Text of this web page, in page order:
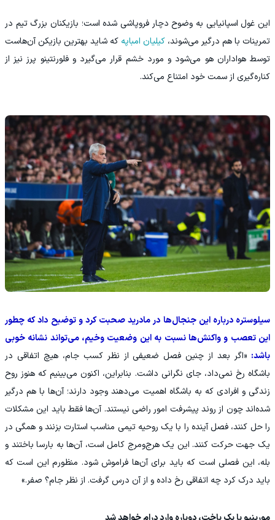
این غول اسپانیایی به وضوح دچار فروپاشی شده است؛ بازیکنان بزرگ تیم در
تمرینات با هم درگیر می‌شوند، کیلیان امباپه که شاید بهترین بازیکن آن‌هاست
توسط هواداران هو می‌شود و مورد خشم قرار می‌گیرد و فلورنتینو پرز نیز از
کناره‌گیری از سمت خود امتناع می‌کند.
سیلوستره درباره این جنجال‌ها در مادرید صحبت کرد و توضیح داد که چطور
این تعصب و واکنش‌ها نسبت به این وضعیت وخیم، می‌تواند نشانه خوبی
باشد: «اگر بعد از چنین فصل ضعیفی از نظر کسب جام، هیچ اتفاقی در
باشگاه رخ نمی‌داد، جای نگرانی داشت. بنابراین، اکنون می‌بینیم که هنوز روح
زندگی و افرادی که به باشگاه اهمیت می‌دهند وجود دارند؛ آن‌ها با هم درگیر
شده‌اند چون از روند پیشرفت امور راضی نیستند. آن‌ها فقط باید این مشکلات
را حل کنند، فصل آینده را با یک روحیه تیمی مناسب استارت بزنند و همگی در
یک جهت حرکت کنند. این یک هرج‌ومرج کامل است، آن‌ها به بارسا باختند و
بله، این فصلی است که باید برای آن‌ها فراموش شود. منظورم این است که
باید درک کرد چه اتفاقی رخ داده و از آن درس گرفت. از نظر جام؟ صفر.»